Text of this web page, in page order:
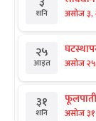
शनि असोज ३,
२५
आइत असोज
३१
शनि
फूलपाती
असोज